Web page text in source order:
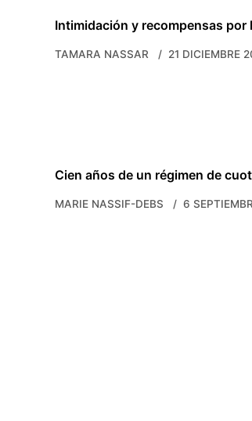
Intimidación y recompensas por
TAMARA NASSAR 21 DICIEMBRE
Cien años de un régimen de
MARIE NASSIF-DEBS 6